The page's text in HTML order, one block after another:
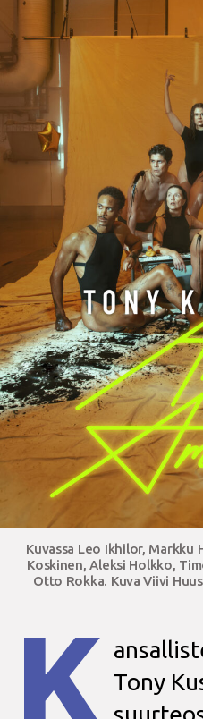
Kuvassa Leo Ikhilor, Markku
Koskinen, Aleksi Holkko,
Otto Rokka. Kuva Viivi
K Tony